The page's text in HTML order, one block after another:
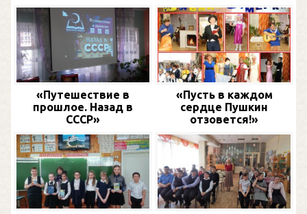
«Путешествие в
прошлое. Назад в
СССР»
«Пусть в каждом
сердце Пушкин
отзовется!»